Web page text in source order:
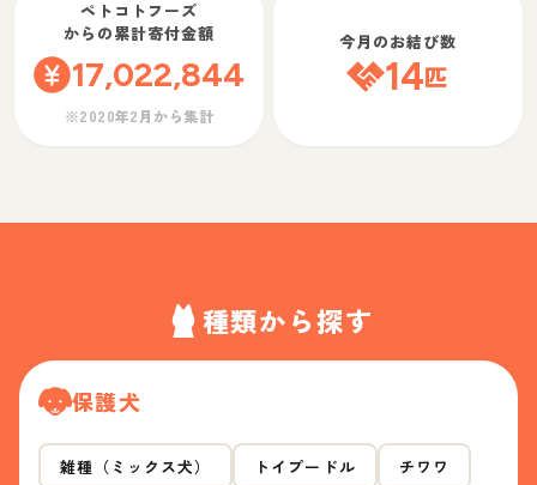
ペトコトフーズ
からの累計寄付金額
17,022,844
※2020年2月から集計
今月のお結び数
14匹
種類から探す
保護犬
雑種（ミックス犬） トイプードル チワワ